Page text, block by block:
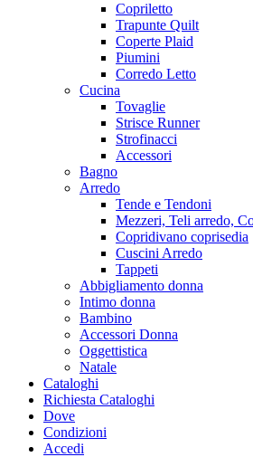
Copriletto
Trapunte Quilt
Coperte Plaid
Piumini
Corredo Letto
Cucina
Tovaglie
Strisce Runner
Strofinacci
Accessori
Bagno
Arredo
Tende e Tendoni
Mezzeri, Teli arredo,
Copridivano coprisedia
Cuscini Arredo
Tappeti
Abbigliamento donna
Intimo donna
Bambino
Accessori Donna
Oggettistica
Natale
Cataloghi
Richiesta Cataloghi
Dove
Condizioni
Accedi